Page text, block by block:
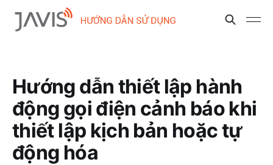
Hướng dẫn thiết lập hành
động gọi điện cảnh báo khi
thiết lập kịch bản hoặc tự
động hóa